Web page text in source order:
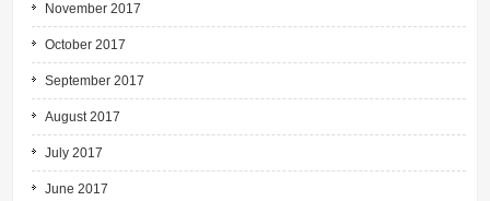
November 2017
October 2017
September 2017
August 2017
July 2017
June 2017